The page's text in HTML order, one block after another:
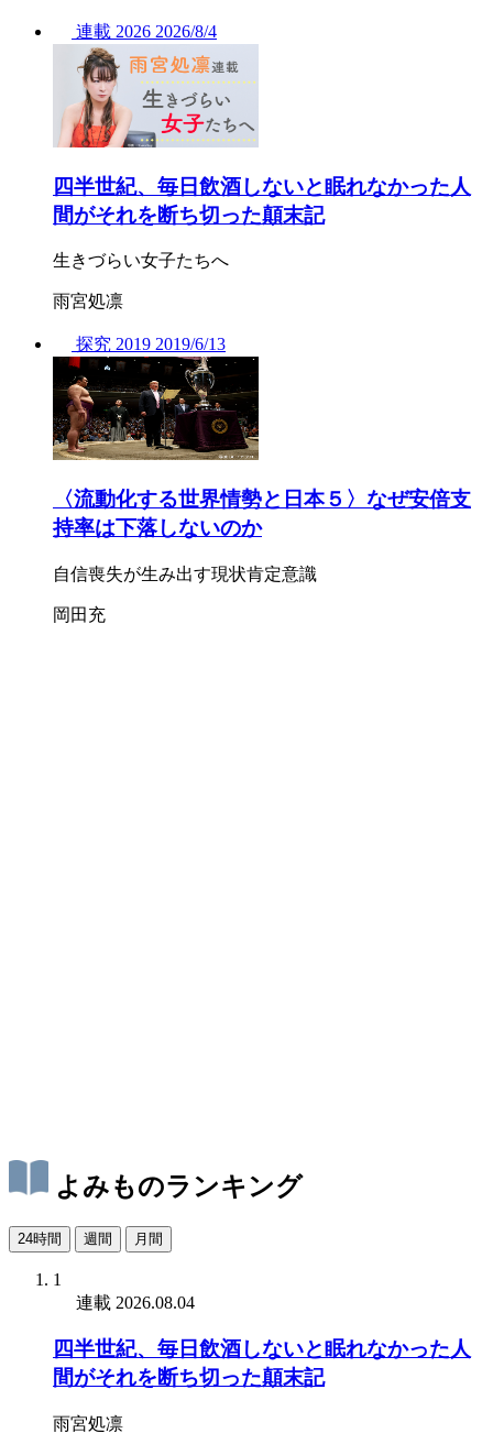
連載 2026 2026/8/4
四半世紀、毎日飲酒しないと眠れなかった人
間がそれを断ち切った顛末記
生きづらい女子たちへ
雨宮処凛
探究 2019 2019/6/13
〈流動化する世界情勢と日本５〉なぜ安倍支
持率は下落しないのか
自信喪失が生み出す現状肯定意識
岡田充
よみものランキング
24時間 週間 月間
1
連載 2026.08.04
四半世紀、毎日飲酒しないと眠れなかった人
間がそれを断ち切った顛末記
雨宮処凛